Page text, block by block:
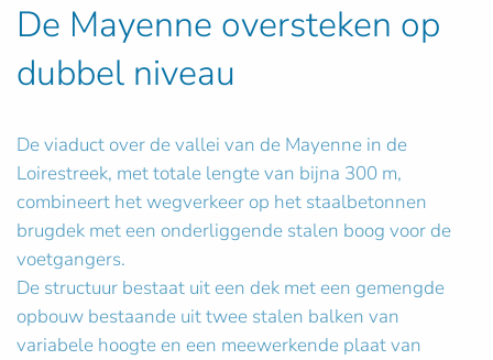
De Mayenne oversteken op
dubbel niveau
De viaduct over de vallei van de Mayenne in de
Loirestreek, met totale lengte van bijna 300 m,
combineert het wegverkeer op het staalbetonnen
brugdek met een onderliggende stalen boog voor de
voetgangers.
De structuur bestaat uit een dek met een gemengde
opbouw bestaande uit twee stalen balken van
variabele hoogte en een meewerkende plaat van